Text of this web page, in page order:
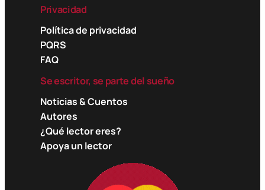
Privacidad
Política de privacidad
PQRS
FAQ
Se escritor, se parte del sueño
Noticias & Cuentos
Autores
¿Qué lector eres?
Apoya un lector